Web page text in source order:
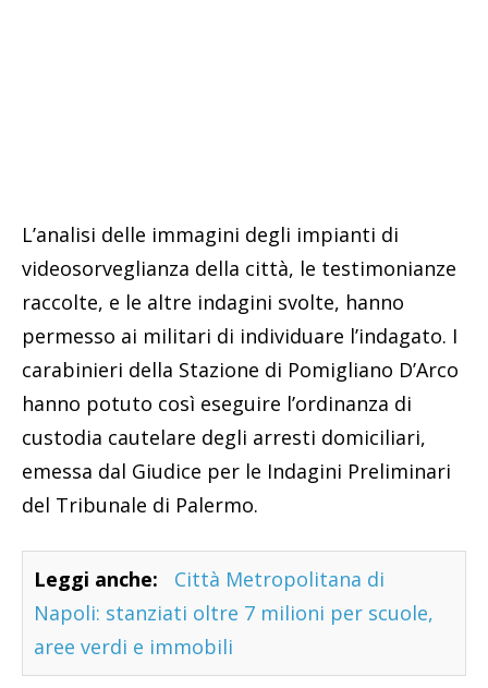
L’analisi delle immagini degli impianti di
videosorveglianza della città, le testimonianze
raccolte, e le altre indagini svolte, hanno
permesso ai militari di individuare l’indagato. I
carabinieri della Stazione di Pomigliano D’Arco
hanno potuto così eseguire l’ordinanza di
custodia cautelare degli arresti domiciliari,
emessa dal Giudice per le Indagini Preliminari
del Tribunale di Palermo.
Leggi anche:
Città Metropolitana di
Napoli: stanziati oltre 7 milioni per scuole,
aree verdi e immobili